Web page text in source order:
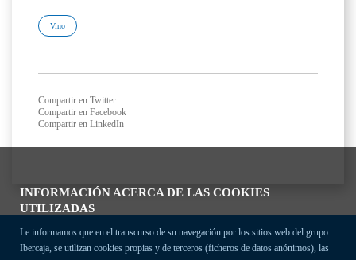
INFORMACIÓN ACERCA DE LAS COOKIES
UTILIZADAS
Le informamos que en el transcurso de su navegación por los sitios web del grupo
Ibercaja, se utilizan cookies propias y de terceros (ficheros de datos anónimos), las
Vino
Compartir en Twitter
Compartir en Facebook
Compartir en LinkedIn